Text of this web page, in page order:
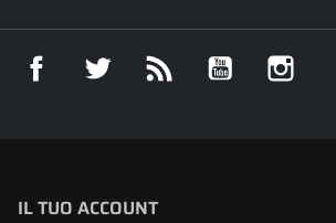
Facebook Twitter YouTube
IL TUO ACCOUNT